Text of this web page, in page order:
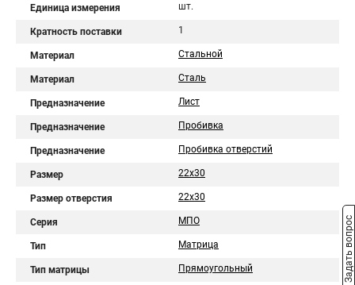
Единица измерения шт.
Кратность поставки 1
Материал Стальной
Материал Сталь
Предназначение Лист
Предназначение Пробивка
Предназначение Пробивка отверстий
Размер 22х30
Размер отверстия 22х30
Серия МПО
Тип Матрица
Тип матрицы Прямоугольный Задать вопрос